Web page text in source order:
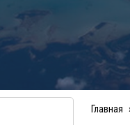
Главная